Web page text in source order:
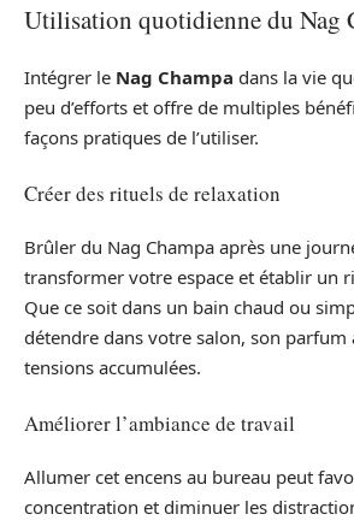
Utilisation quotidienne du Nag
Intégrer le Nag Champa dans la vie
peu d’efforts et offre de multiples
façons pratiques de l’utiliser.
Créer des rituels de relaxation
Brûler du Nag Champa après une
transformer votre espace et établir un
Que ce soit dans un bain chaud ou
détendre dans votre salon, son parfum
tensions accumulées.
Améliorer l’ambiance de travail
Allumer cet encens au bureau peut
concentration et diminuer les